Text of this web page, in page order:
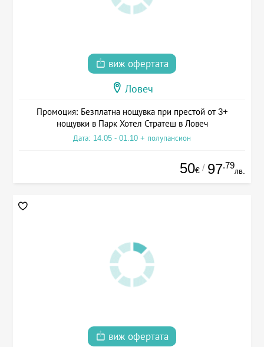
виж офертата
Ловеч
Промоция: Безплатна нощувка при престой от 3+
нощувки в Парк Хотел Стратеш в Ловеч
Дата: 14.05 - 01.10 + полупансион
50€ / 97.79
лв.
виж офертата